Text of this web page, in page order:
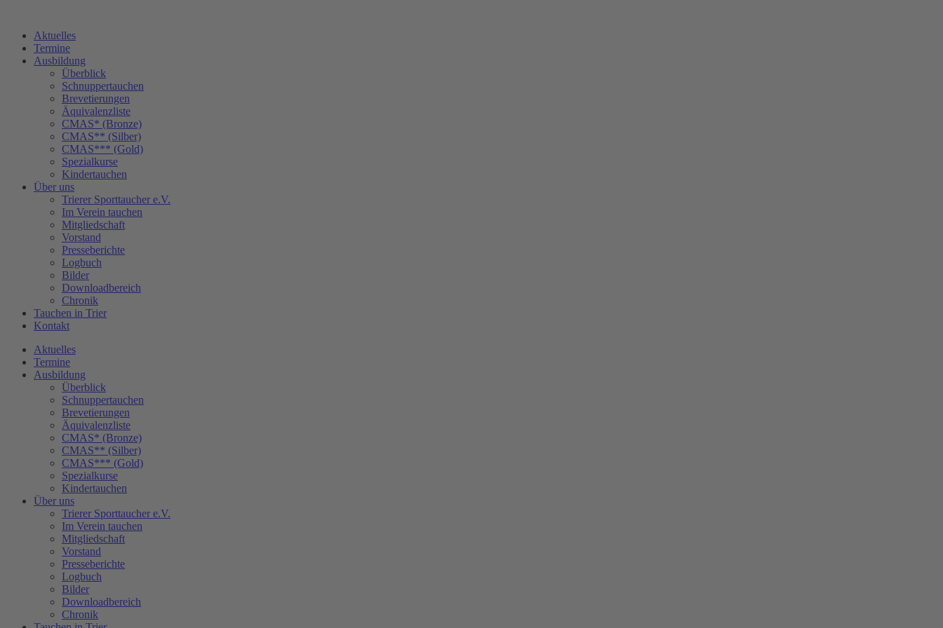
springenAktuelles
Termine
Ausbildung
Überblick
Schnuppertauchen
Brevetierungen
Äquivalenzliste
CMAS* (Bronze)
CMAS** (Silber)
CMAS*** (Gold)
Spezialkurse
Kindertauchen
Über uns
Trierer Sporttaucher e.V.
Im Verein tauchen
Mitgliedschaft
Vorstand
Presseberichte
Logbuch
Bilder
Downloadbereich
Chronik
Tauchen in Trier
Kontakt
Aktuelles
Termine
Ausbildung
Überblick
Schnuppertauchen
Brevetierungen
Äquivalenzliste
CMAS* (Bronze)
CMAS** (Silber)
CMAS*** (Gold)
Spezialkurse
Kindertauchen
Über uns
Trierer Sporttaucher e.V.
Im Verein tauchen
Mitgliedschaft
Vorstand
Presseberichte
Logbuch
Bilder
Downloadbereich
Chronik